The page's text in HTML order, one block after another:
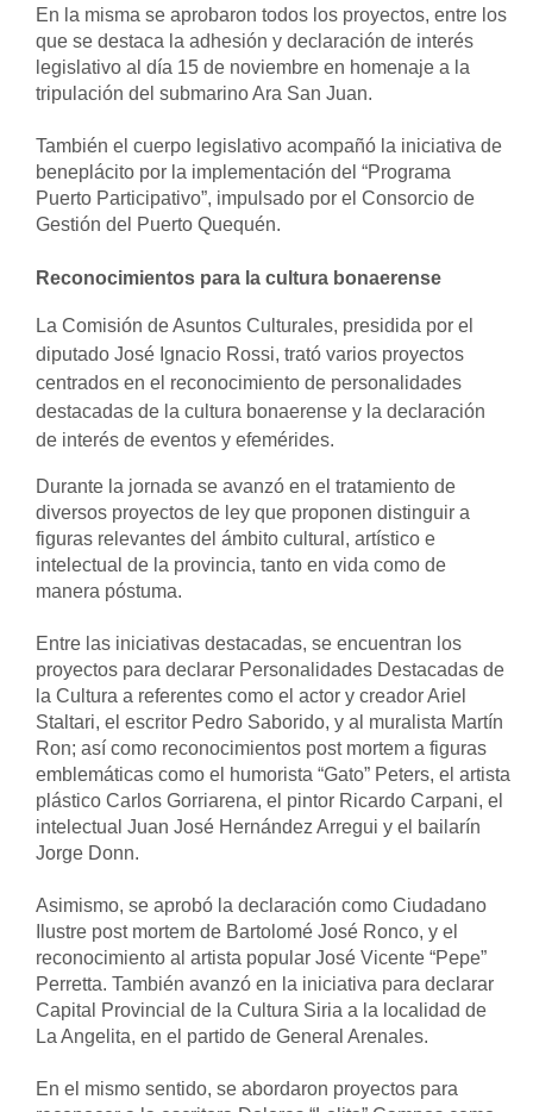
En la misma se aprobaron todos los proyectos, entre los
que se destaca la adhesión y declaración de interés
legislativo al día 15 de noviembre en homenaje a la
tripulación del submarino Ara San Juan.
También el cuerpo legislativo acompañó la iniciativa de
beneplácito por la implementación del “Programa
Puerto Participativo”, impulsado por el Consorcio de
Gestión del Puerto Quequén.
Reconocimientos para la cultura bonaerense
La Comisión de Asuntos Culturales, presidida por el
diputado José Ignacio Rossi, trató varios proyectos
centrados en el reconocimiento de personalidades
destacadas de la cultura bonaerense y la declaración
de interés de eventos y efemérides.
Durante la jornada se avanzó en el tratamiento de
diversos proyectos de ley que proponen distinguir a
figuras relevantes del ámbito cultural, artístico e
intelectual de la provincia, tanto en vida como de
manera póstuma.
Entre las iniciativas destacadas, se encuentran los
proyectos para declarar Personalidades Destacadas de
la Cultura a referentes como el actor y creador Ariel
Staltari, el escritor Pedro Saborido, y al muralista Martín
Ron; así como reconocimientos post mortem a figuras
emblemáticas como el humorista “Gato” Peters, el artista
plástico Carlos Gorriarena, el pintor Ricardo Carpani, el
intelectual Juan José Hernández Arregui y el bailarín
Jorge Donn.
Asimismo, se aprobó la declaración como Ciudadano
Ilustre post mortem de Bartolomé José Ronco, y el
reconocimiento al artista popular José Vicente “Pepe”
Perretta. También avanzó en la iniciativa para declarar
Capital Provincial de la Cultura Siria a la localidad de
La Angelita, en el partido de General Arenales.
En el mismo sentido, se abordaron proyectos para